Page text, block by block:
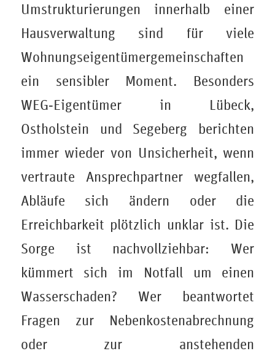
Umstrukturierungen innerhalb einer
Hausverwaltung sind für viele
Wohnungseigentümergemeinschaften
ein sensibler Moment. Besonders
WEG‑Eigentümer in Lübeck,
Ostholstein und Segeberg berichten
immer wieder von Unsicherheit, wenn
vertraute Ansprechpartner wegfallen,
Abläufe sich ändern oder die
Erreichbarkeit plötzlich unklar ist. Die
Sorge ist nachvollziehbar: Wer
kümmert sich im Notfall um einen
Wasserschaden? Wer beantwortet
Fragen zur Nebenkostenabrechnung
oder zur anstehenden